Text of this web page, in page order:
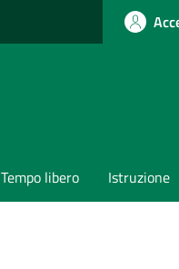
Tempo libero Istruzione